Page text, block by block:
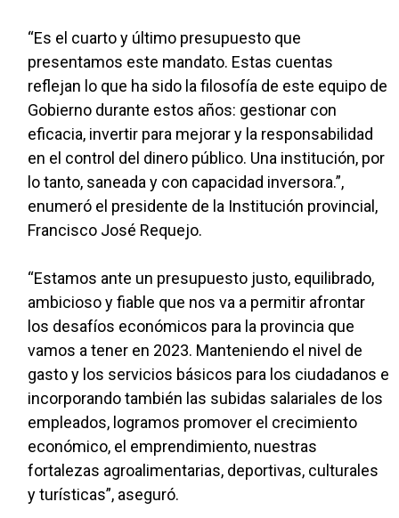
“Es el cuarto y último presupuesto que
presentamos este mandato. Estas cuentas
reflejan lo que ha sido la filosofía de este equipo de
Gobierno durante estos años: gestionar con
eficacia, invertir para mejorar y la responsabilidad
en el control del dinero público. Una institución, por
lo tanto, saneada y con capacidad inversora.”,
enumeró el presidente de la Institución provincial,
Francisco José Requejo.
“Estamos ante un presupuesto justo, equilibrado,
ambicioso y fiable que nos va a permitir afrontar
los desafíos económicos para la provincia que
vamos a tener en 2023. Manteniendo el nivel de
gasto y los servicios básicos para los ciudadanos e
incorporando también las subidas salariales de los
empleados, logramos promover el crecimiento
económico, el emprendimiento, nuestras
fortalezas agroalimentarias, deportivas, culturales
y turísticas”, aseguró.